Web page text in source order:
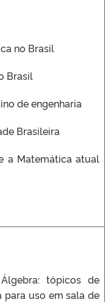
no Brasil
Brasil
de engenharia
Brasileira
a Matemática atual
Álgebra: tópicos de
uso em sala de